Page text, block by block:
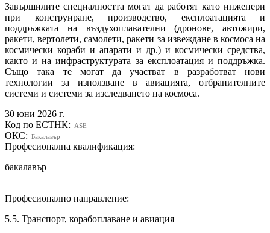
Завършилите специалността могат да работят като инженери
при конструиране, производство, експлоатацията и
поддръжката на въздухоплавателни (дронове, автожири,
ракети, вертолети, самолети, ракети за извеждане в космоса на
космически кораби и апарати и др.) и космически средства,
както и на инфраструктурата за експлоатация и поддръжка.
Също така те могат да участват в разработват нови
технологии за използване в авиацията, отбранителните
системи и системи за изследването на космоса.
30 юни 2026 г.
Код по ЕСТНК:
ASE
ОКС: Бакалавър
Професионална квалификация:
бакалавър
Професионално направление:
5.5. Транспорт, корабоплаване и авиация